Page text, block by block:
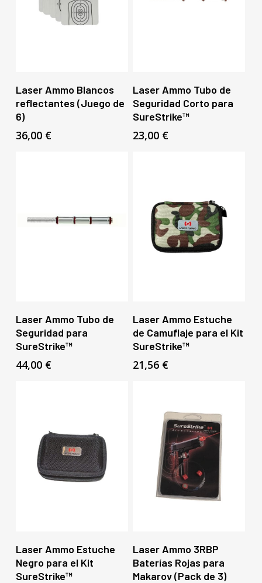
Laser Ammo Blancos
reflectantes (Juego de
6)
36,00 €
Laser Ammo Tubo de
Seguridad Corto para
SureStrike™
23,00 €
Laser Ammo Tubo de
Seguridad para
SureStrike™
44,00 €
Laser Ammo Estuche
de Camuflaje para el Kit
SureStrike™
21,56 €
Laser Ammo Estuche
Negro para el Kit
SureStrike™
Laser Ammo 3RBP
Baterías Rojas para
Makarov (Pack de 3)